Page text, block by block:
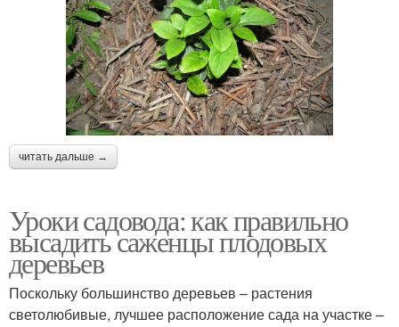
читать дальше →
Уроки садовода: как правильно
высадить саженцы плодовых
деревьев
Поскольку большинство деревьев – растения
светолюбивые, лучшее расположение сада на участке –